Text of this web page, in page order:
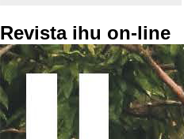
Revista ihu on-line